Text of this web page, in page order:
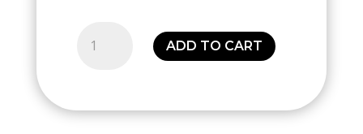
elleboogbeschermer
ADD TO CART